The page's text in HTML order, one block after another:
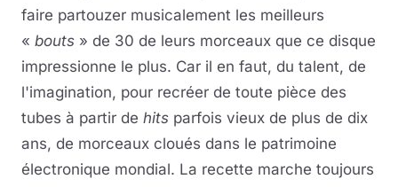
faire partouzer musicalement les meilleurs
« bouts » de 30 de leurs morceaux que ce disque
impressionne le plus. Car il en faut, du talent, de
l'imagination, pour recréer de toute pièce des
tubes à partir de hits parfois vieux de plus de dix
ans, de morceaux cloués dans le patrimoine
électronique mondial. La recette marche toujours